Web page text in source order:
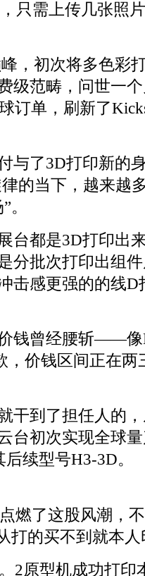
只需上传几张照
初次将多色彩
级范畴，问世一
订单，刷新了
了3D打印新的身
的当下，越来越
。
都是3D打印出
分批次打印出组
感更强的的线D
曾经腰斩——像
，价钱区间正在
到了担任人的，
台初次实现全球
续型号H3-3D。
了这股风潮，不
打的买不到就本人
原型机成功打印